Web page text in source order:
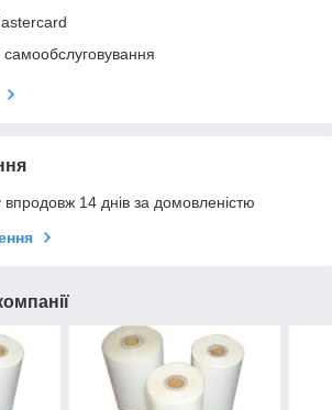
14 днів за домовленістю